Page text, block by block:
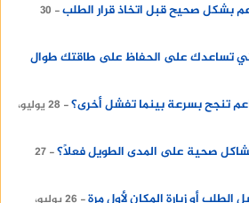
بشكل صحيح قبل اتخاذ قرار الطلب
30
تساعدك على الحفاظ على طاقتك طوال
تنجح بسرعة بينما تفشل أخرى؟
28 يوليو،
صحية على المدى الطويل فعلًا؟ 27